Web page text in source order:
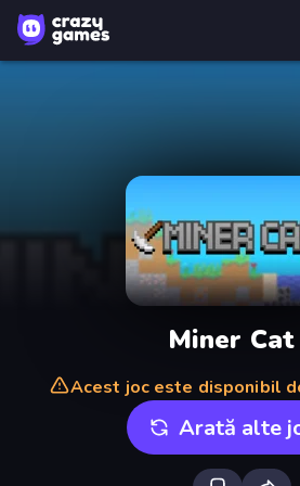
Miner
Acest joc este disponibil
Arată alte